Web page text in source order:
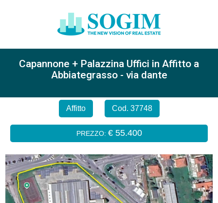
Capannone + Palazzina Uffici in Affitto a
Abbiategrasso - via dante
Affitto Cod. 37748
PREZZO: € 55.400